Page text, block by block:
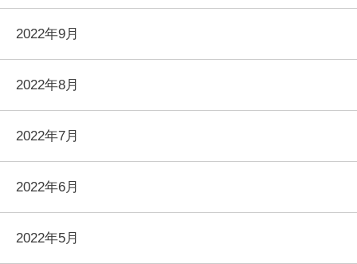
2022年9月
2022年8月
2022年7月
2022年6月
2022年5月